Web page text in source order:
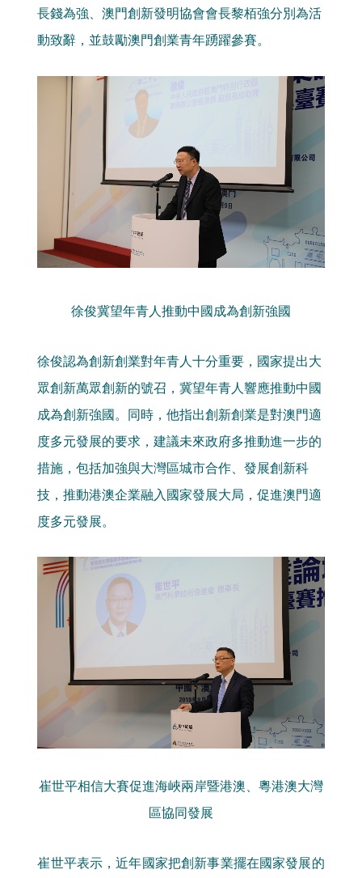
長錢為強、澳門創新發明協會會長黎栢強分別為活
動致辭，並鼓勵澳門創業青年踴躍參賽。
徐俊冀望年青人推動中國成為創新強國
徐俊認為創新創業對年青人十分重要，國家提出大
眾創新萬眾創新的號召，冀望年青人響應推動中國
成為創新強國。同時，他指出創新創業是對澳門適
度多元發展的要求，建議未來政府多推動進一步的
措施，包括加強與大灣區城市合作、發展創新科
技，推動港澳企業融入國家發展大局，促進澳門適
度多元發展。
崔世平相信大賽促進海峽兩岸暨港澳、粵港澳大灣
區協同發展
崔世平表示，近年國家把創新事業擺在國家發展的